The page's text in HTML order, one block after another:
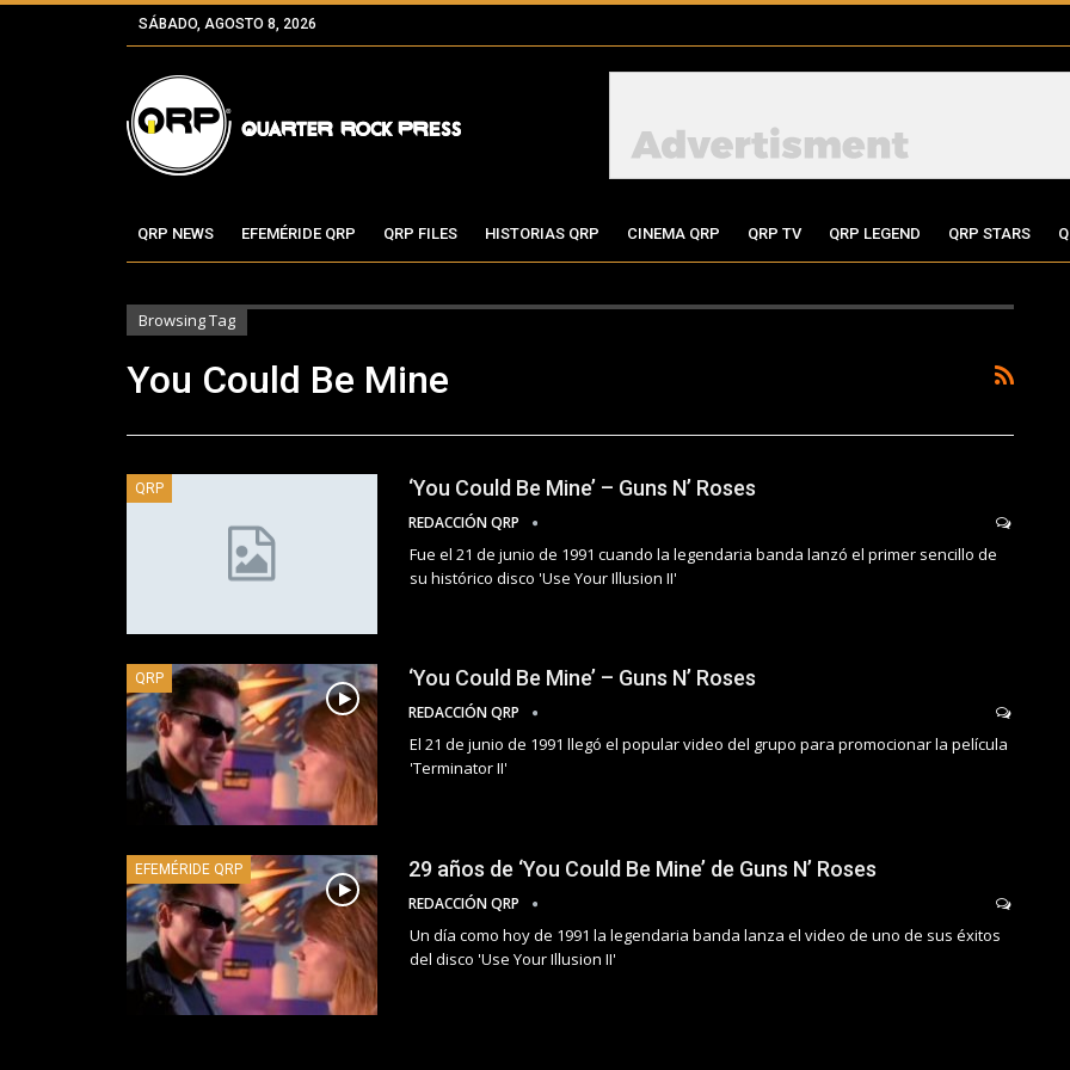
SÁBADO, AGOSTO 8, 2026
QRP NEWS EFEMÉRIDE QRP QRP FILES HISTORIAS QRP CINEMA QRP QRP TV QRP LEGEND QRP STARS
Browsing Tag
You Could Be Mine
QRP ‘You Could Be Mine’ – Guns N’ Roses
REDACCIÓN QRP
Fue el 21 de junio de 1991 cuando la legendaria banda lanzó el primer sencillo de
su histórico disco 'Use Your Illusion II'
QRP ‘You Could Be Mine’ – Guns N’ Roses
REDACCIÓN QRP
El 21 de junio de 1991 llegó el popular video del grupo para promocionar la película
'Terminator II'
EFEMÉRIDE QRP 29 años de ‘You Could Be Mine’ de Guns N’ Roses
REDACCIÓN QRP
Un día como hoy de 1991 la legendaria banda lanza el video de uno de sus éxitos
del disco 'Use Your Illusion II'